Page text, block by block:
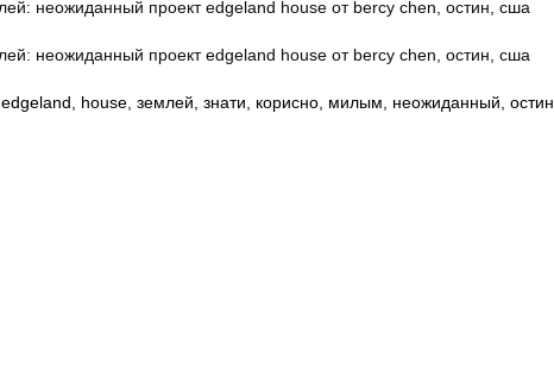
edgeland house землей знати корисно милым неожиданный остин,